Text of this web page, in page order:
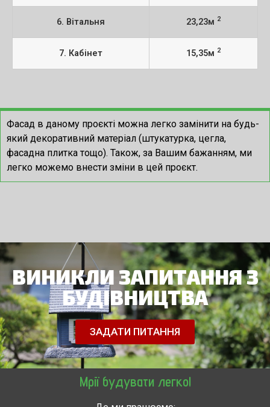
6. Вітальня 23,23м 2
7. Кабінет 15,35м 2
Фасад в даному проєкті можна легко замінити на будь-
який декоративний матеріал (штукатурка, цегла,
фасадна плитка тощо). Також, за Вашим бажанням, ми
легко можемо внести зміни в цей проєкт.
ВИНИКЛИ ЗАПИТАННЯ З
БУДІВНИЦТВА
ЗАДАТИ ПИТАННЯ
Мрії будувати легко!